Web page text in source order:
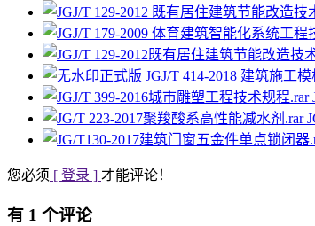
您必须 [ 登录 ] 才能评论！
有 1 个评论